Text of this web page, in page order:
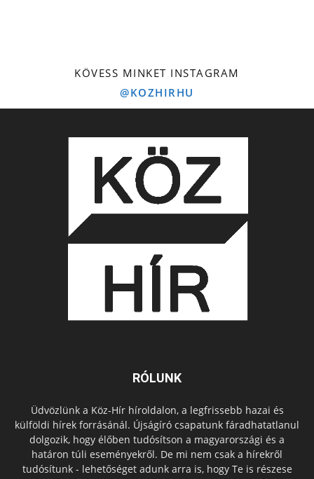
KÖVESS MINKET INSTAGRAM
@KOZHIRHU
RÓLUNK
Üdvözlünk a Köz-Hír híroldalon, a legfrissebb hazai és
külföldi hírek forrásánál. Újságíró csapatunk fáradhatatlanul
dolgozik, hogy élőben tudósítson a magyarországi és a
határon túli eseményekről. De mi nem csak a hírekről
tudósítunk - lehetőséget adunk arra is, hogy Te is részese